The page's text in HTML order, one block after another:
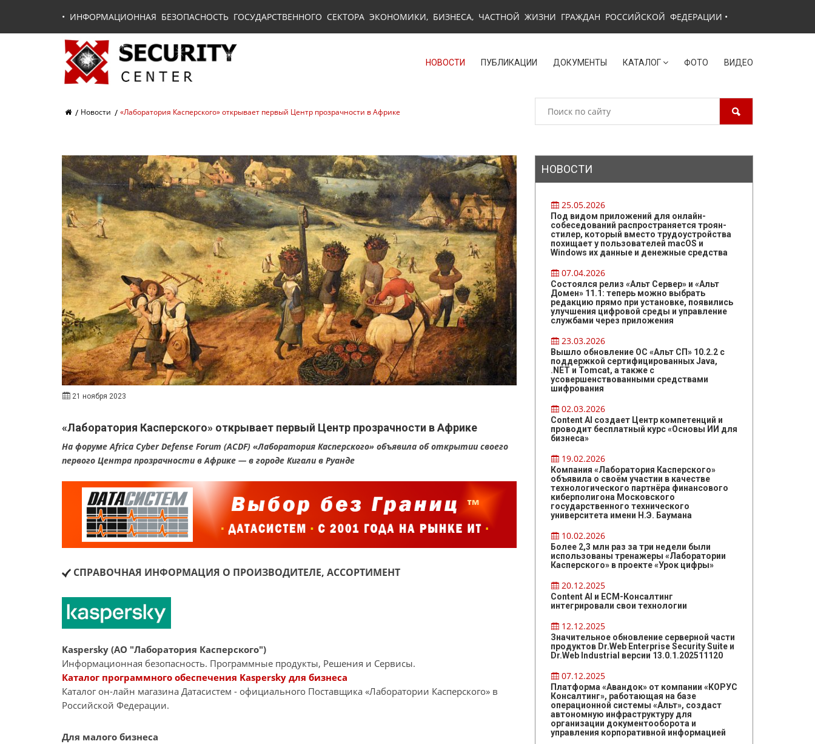
• ИНФОРМАЦИОННАЯ БЕЗОПАСНОСТЬ ГОСУДАРСТВЕННОГО СЕКТОРА ЭКОНОМИКИ, БИЗНЕСА, ЧАСТНОЙ ЖИЗНИ ГРАЖДАН РОССИЙСКОЙ ФЕДЕРАЦИИ •
НОВОСТИ ПУБЛИКАЦИИ ДОКУМЕНТЫ КАТАЛОГ ФОТО ВИДЕО
Новости «Лаборатория Касперского» открывает первый Центр прозрачности в Африке
21 ноября 2023
«Лаборатория Касперского» открывает первый Центр прозрачности в Африке
На форуме Africa Cyber Defense Forum (ACDF) «Лаборатория Касперского» объявила об открытии своего
первого Центра прозрачности в Африке — в городе Кигали в Руанде
СПРАВОЧНАЯ ИНФОРМАЦИЯ О ПРОИЗВОДИТЕЛЕ, АССОРТИМЕНТ
Kaspersky (АО "Лаборатория Касперского")
Информационная безопасность. Программные продукты, Решения и Сервисы.
Каталог программного обеспечения Kaspersky для бизнеса
Каталог он-лайн магазина Датасиcтем - официального Поставщика «Лаборатории Касперского» в
Российской Федерации.
Для малого бизнеса
НОВОСТИ
25.05.2026
Под видом приложений для онлайн-
собеседований распространяется троян-
стилер, который вместо трудоустройства
похищает у пользователей macOS и
Windows их данные и денежные средства
07.04.2026
Состоялся релиз «Альт Сервер» и «Альт
Домен» 11.1: теперь можно выбрать
редакцию прямо при установке, появились
улучшения цифровой среды и управление
службами через приложения
23.03.2026
Вышло обновление ОС «Альт СП» 10.2.2 с
поддержкой сертифицированных Java,
.NET и Tomcat, а также с
усовершенствованными средствами
шифрования
02.03.2026
Content AI создает Центр компетенций и
проводит бесплатный курс «Основы ИИ для
бизнеса»
19.02.2026
Компания «Лаборатория Касперского»
объявила о своём участии в качестве
технологического партнёра финансового
киберполигона Московского
государственного технического
университета имени Н.Э. Баумана
10.02.2026
Более 2,3 млн раз за три недели были
использованы тренажеры «Лаборатории
Касперского» в проекте «Урок цифры»
20.12.2025
Content AI и ЕСМ-Консалтинг
интегрировали свои технологии
12.12.2025
Значительное обновление серверной части
продуктов Dr.Web Enterprise Security Suite и
Dr.Web Industrial версии 13.0.1.202511120
07.12.2025
Платформа «Авандок» от компании «КОРУС
Консалтинг», работающая на базе
операционной системы «Альт», создаст
автономную инфраструктуру для
организации документооборота и
управления корпоративной информацией